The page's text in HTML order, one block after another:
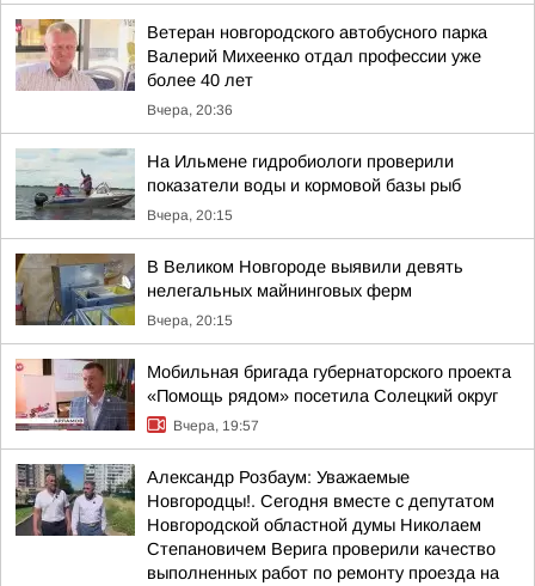
Ветеран новгородского автобусного парка
Валерий Михеенко отдал профессии уже
более 40 лет
Вчера, 20:36
На Ильмене гидробиологи проверили
показатели воды и кормовой базы рыб
Вчера, 20:15
В Великом Новгороде выявили девять
нелегальных майнинговых ферм
Вчера, 20:15
Мобильная бригада губернаторского проекта
«Помощь рядом» посетила Солецкий округ
Вчера, 19:57
Александр Розбаум: Уважаемые
Новгородцы!. Сегодня вместе с депутатом
Новгородской областной думы Николаем
Степановичем Верига проверили качество
выполненных работ по ремонту проезда на